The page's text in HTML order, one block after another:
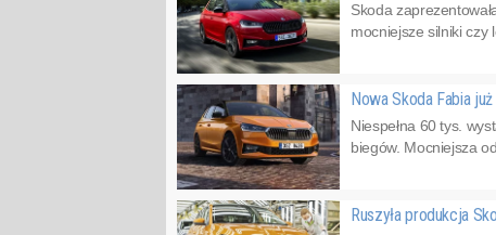
Skoda
mocniejsze silniki czy
Nowa Skoda Fabia
Niespełna 60 tys.
biegów. Mocniejsza
Ruszyła produkcja